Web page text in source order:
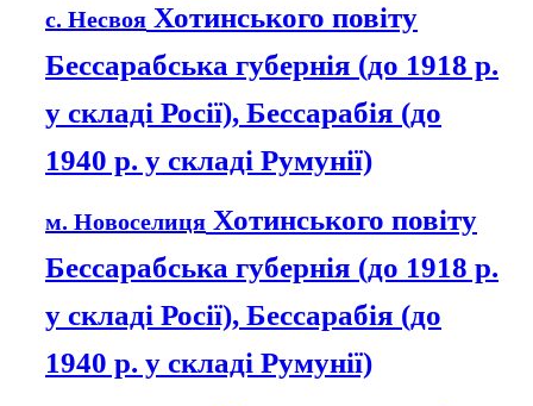
с. Несвоя Хотинського повіту
Бессарабська губернія (до 1918 р.
у складі Росії), Бессарабія (до
1940 р. у складі Румунії)
м. Новоселиця Хотинського повіту
Бессарабська губернія (до 1918 р.
у складі Росії), Бессарабія (до
1940 р. у складі Румунії)